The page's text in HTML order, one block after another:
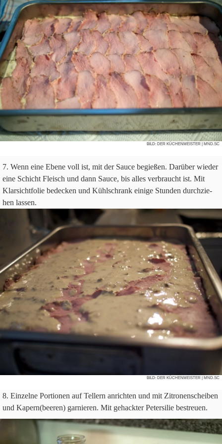
BILD: DER KÜCHENMEISTER | MND.SC
Wenn eine Ebene voll ist, mit der Sauce begie­ßen. Dar­über wie­der
eine Schicht Fleisch und dann Sauce, bis alles ver­braucht ist. Mit
Klar­sicht­fo­lie bedecken und Kühl­schrank einige Stun­den durch­zie­
hen lassen.
BILD: DER KÜCHENMEISTER | MND.SC
Ein­zelne Por­tio­nen auf Tel­lern anrich­ten und mit Zitro­nen­schei­ben
und Kapern(beeren) gar­nie­ren. Mit gehack­ter Peter­si­lie bestreuen.